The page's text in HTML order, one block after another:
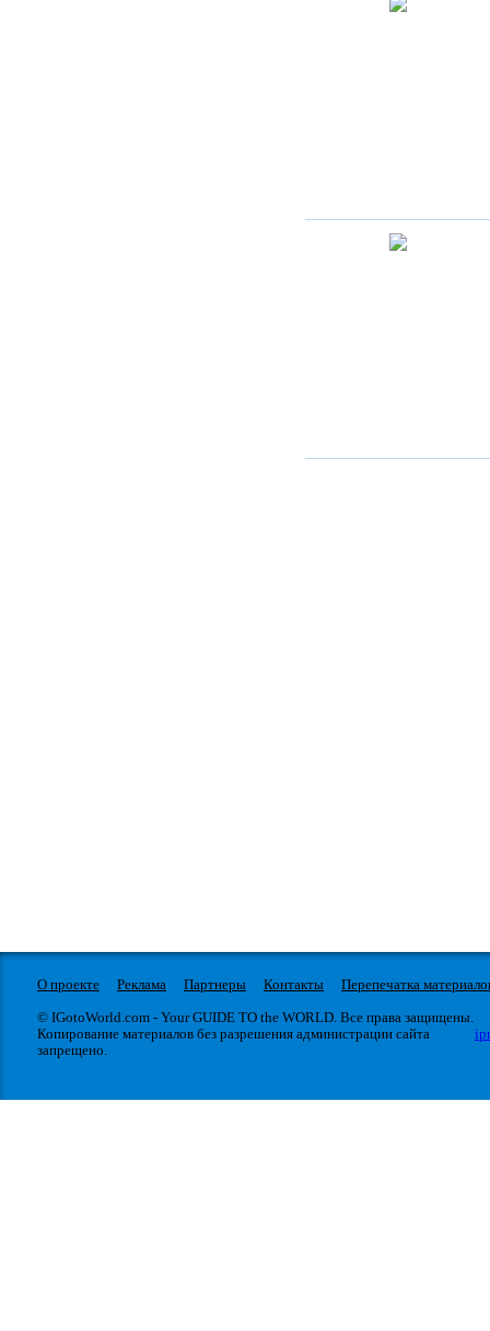
О проекте Реклама Партнеры Контакты
Перепечатка
© IGotoWorld.com - Your GUIDE TO the WORLD. Все права защищены.
Копирование материалов без разрешения администрации сайта
запрещено.